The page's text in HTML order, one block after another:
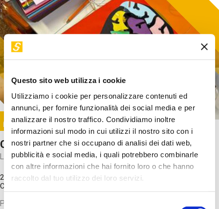
Questo sito web utilizza i cookie
Utilizziamo i cookie per personalizzare contenuti ed
annunci, per fornire funzionalità dei social media e per
analizzare il nostro traffico. Condividiamo inoltre
informazioni sul modo in cui utilizzi il nostro sito con i
nostri partner che si occupano di analisi dei dati web,
pubblicità e social media, i quali potrebbero combinarle
con altre informazioni che hai fornito loro o che hanno
raccolto dal tuo utilizzo dei loro servizi.
Selezione
Image
SUNDAY@STEP
Come funziona il cervello?
Laboratorio
20 Set 2026 / 11:15 - 13:00
Costo
Proveremo a costruire un cervello in cartoncino cercando di